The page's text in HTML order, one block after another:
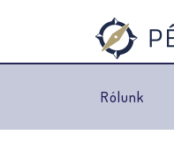
Rólunk